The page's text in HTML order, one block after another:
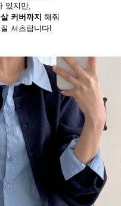
있지만,
커버까지 해줘
셔츠랍니다!